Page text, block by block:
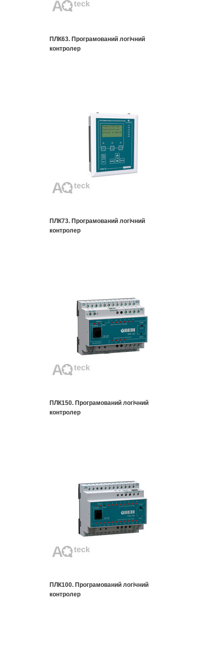
ПЛК63. Програмований логічний
контролер
ПЛК73. Програмований логічний
контролер
ПЛК150. Програмований логічний
контролер
ПЛК100. Програмований логічний
контролер